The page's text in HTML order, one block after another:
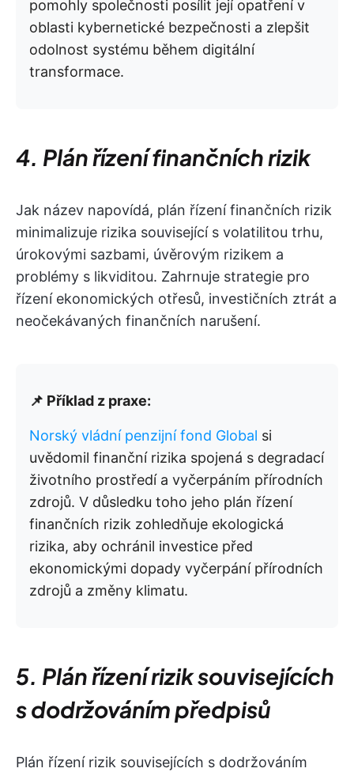
pomohly společnosti posílit její opatření v
oblasti kybernetické bezpečnosti a zlepšit
odolnost systému během digitální
transformace.
4. Plán řízení finančních rizik
Jak název napovídá, plán řízení finančních rizik
minimalizuje rizika související s volatilitou trhu,
úrokovými sazbami, úvěrovým rizikem a
problémy s likviditou. Zahrnuje strategie pro
řízení ekonomických otřesů, investičních ztrát a
neočekávaných finančních narušení.
📌 Příklad z praxe:
Norský vládní penzijní fond Global si
uvědomil finanční rizika spojená s degradací
životního prostředí a vyčerpáním přírodních
zdrojů. V důsledku toho jeho plán řízení
finančních rizik zohledňuje ekologická
rizika, aby ochránil investice před
ekonomickými dopady vyčerpání přírodních
zdrojů a změny klimatu.
5. Plán řízení rizik souvisejících
s dodržováním předpisů
Plán řízení rizik souvisejících s dodržováním